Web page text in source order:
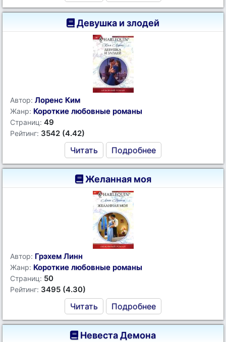
Девушка и злодей
Автор: Лоренс Ким
Жанр: Короткие любовные романы
Страниц: 49
Рейтинг: 3542 (4.42)
Читать Подробнее
Желанная моя
Автор: Грэхем Линн
Жанр: Короткие любовные романы
Страниц: 50
Рейтинг: 3495 (4.30)
Читать Подробнее
Невеста Демона